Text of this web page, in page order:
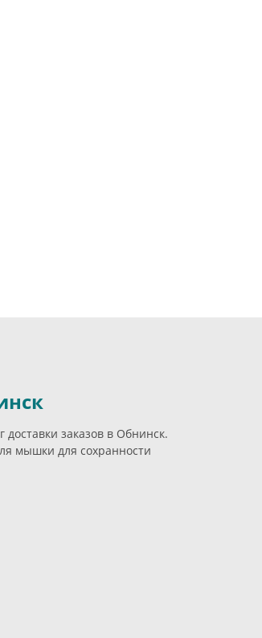
заказов в Обнинск.
мышки для сохранности